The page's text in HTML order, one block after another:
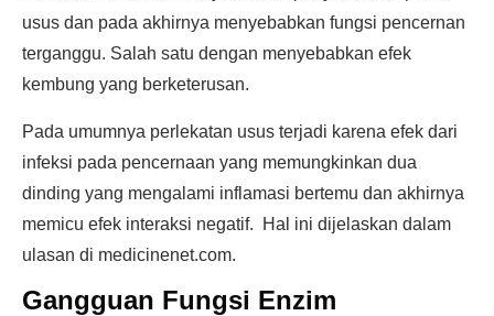
usus dan pada akhirnya menyebabkan fungsi pencernan
terganggu. Salah satu dengan menyebabkan efek
kembung yang berketerusan.
Pada umumnya perlekatan usus terjadi karena efek dari
infeksi pada pencernaan yang memungkinkan dua
dinding yang mengalami inflamasi bertemu dan akhirnya
memicu efek interaksi negatif. Hal ini dijelaskan dalam
ulasan di medicinenet.com.
Gangguan Fungsi Enzim